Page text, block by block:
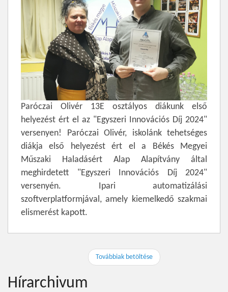
Paróczai Olivér 13E osztályos diákunk első
helyezést ért el az "Egyszeri Innovációs Díj 2024"
versenyen! Paróczai Olivér, iskolánk tehetséges
diákja első helyezést ért el a Békés Megyei
Műszaki Haladásért Alap Alapítvány által
meghirdetett "Egyszeri Innovációs Díj 2024"
versenyén. Ipari automatizálási
szoftverplatformjával, amely kiemelkedő szakmai
elismerést kapott.
Továbbiak betöltése
Hírarchivum